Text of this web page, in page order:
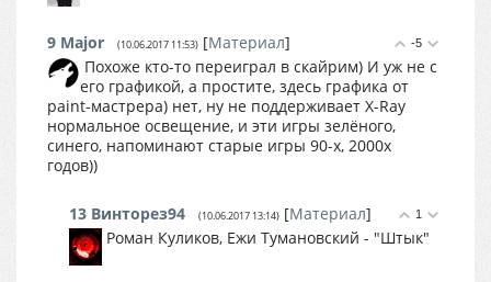
-5
9 Major (10.06.2017 11:53) [Материал]
Похоже кто-то переиграл в скайрим) И уж не с
его графикой, а простите, здесь графика от
paint-мастрера) нет, ну не поддерживает X-Ray
нормальное освещение, и эти игры зелёного,
синего, напоминают старые игры 90-х, 2000х
годов))
1
13 Винторез94 (10.06.2017 13:14) [Материал]
Роман Куликов, Ежи Тумановский - "Штык"